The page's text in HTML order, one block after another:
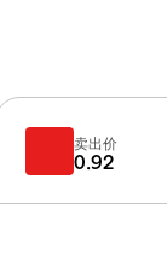
卖出价
0.92